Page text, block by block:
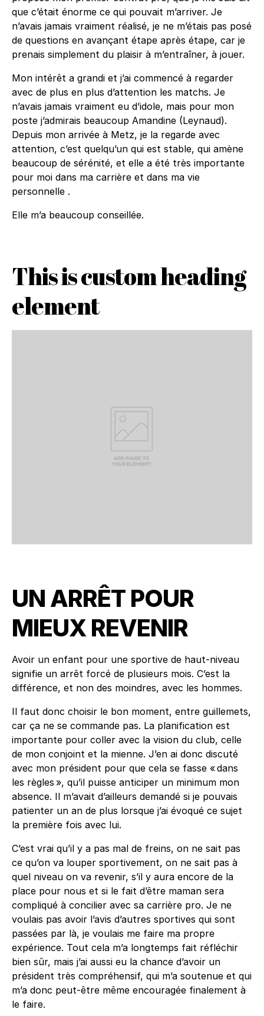
que c’était énorme ce qui pouvait m’arriver. Je
n’avais jamais vraiment réalisé, je ne m’étais pas posé
de questions en avançant étape après étape, car je
prenais simplement du plaisir à m’entraîner, à jouer.
Mon intérêt a grandi et j’ai commencé à regarder
avec de plus en plus d’attention les matchs. Je
n’avais jamais vraiment eu d’idole, mais pour mon
poste j’admirais beaucoup Amandine (Leynaud).
Depuis mon arrivée à Metz, je la regarde avec
attention, c’est quelqu’un qui est stable, qui amène
beaucoup de sérénité, et elle a été très importante
pour moi dans ma carrière et dans ma vie
personnelle .
Elle m’a beaucoup conseillée.
This is custom heading
element
UN ARRÊT POUR
MIEUX REVENIR
Avoir un enfant pour une sportive de haut-niveau
signifie un arrêt forcé de plusieurs mois. C’est la
différence, et non des moindres, avec les hommes.
Il faut donc choisir le bon moment, entre guillemets,
car ça ne se commande pas. La planification est
importante pour coller avec la vision du club, celle
de mon conjoint et la mienne. J’en ai donc discuté
avec mon président pour que cela se fasse « dans
les règles », qu’il puisse anticiper un minimum mon
absence. Il m’avait d’ailleurs demandé si je pouvais
patienter un an de plus lorsque j’ai évoqué ce sujet
la première fois avec lui.
C’est vrai qu’il y a pas mal de freins, on ne sait pas
ce qu’on va louper sportivement, on ne sait pas à
quel niveau on va revenir, s’il y aura encore de la
place pour nous et si le fait d’être maman sera
compliqué à concilier avec sa carrière pro. Je ne
voulais pas avoir l’avis d’autres sportives qui sont
passées par là, je voulais me faire ma propre
expérience. Tout cela m’a longtemps fait réfléchir
bien sûr, mais j’ai aussi eu la chance d’avoir un
président très compréhensif, qui m’a soutenue et qui
m’a donc peut-être même encouragée finalement à
le faire.